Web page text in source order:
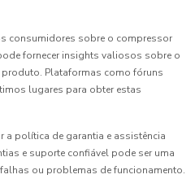
consumidores sobre o compressor
fornecer insights valiosos sobre o
Plataformas como fóruns
lugares para obter estas
a política de garantia e assistência
e suporte confiável pode ser uma
ou problemas de funcionamento.